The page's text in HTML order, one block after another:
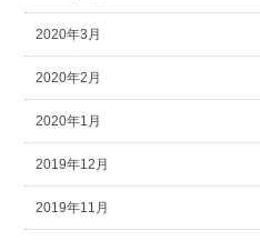
2020年3月
2020年2月
2020年1月
2019年12月
2019年11月